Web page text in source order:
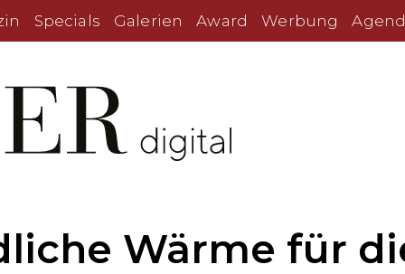
Specials Galerien Award Werbung
Wärme für